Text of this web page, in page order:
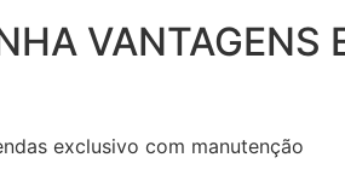
VANTAGENS
exclusivo com manutenção